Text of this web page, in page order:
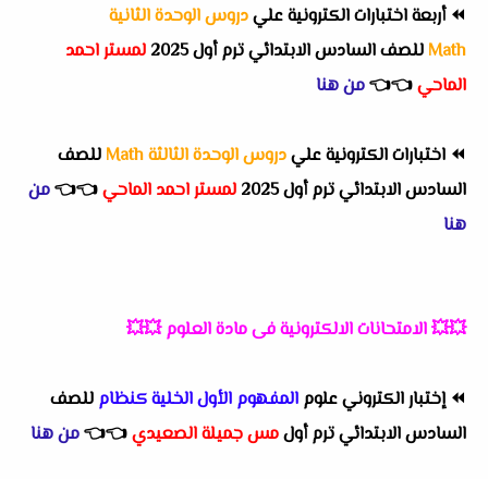
⏪أربعة اختبارات الكترونية عليدروس الوحدة الثانية
Math للصف السادس الابتدائي ترم أول 2025
لمستر احمد
الماحي👈
👈من هنا
⏪ اختبارات الكترونية عليدروس الوحدة الثالثة Math
للصف
السادس الابتدائي ترم أول 2025
لمستر احمد الماحي👈
👈من
هنا
💥💥الامتحانات الالكترونية فى مادة العلوم 💥💥
⏪إختبار الكتروني علوم المفهوم الأول الخلية كنظام للصف
السادس الابتدائي ترم أولمس جميلة الصعيدي👈
👈من هنا